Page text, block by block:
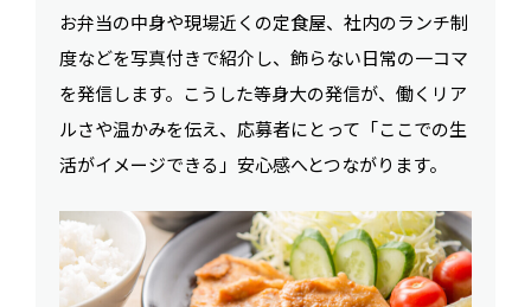
お弁当の中身や現場近くの定食屋、社内のランチ制
度などを写真付きで紹介し、飾らない日常の一コマ
を発信します。こうした等身大の発信が、働くリア
ルさや温かみを伝え、応募者にとって「ここでの生
活がイメージできる」安心感へとつながります。